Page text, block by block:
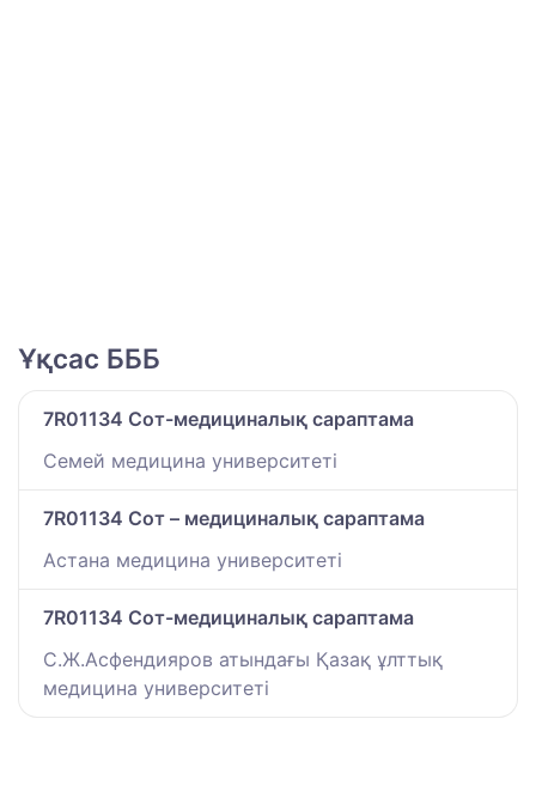
Ұқсас БББ
7R01134 Сот-медициналық сараптама
Семей медицина университеті
7R01134 Сот – медициналық сараптама
Астана медицина университеті
7R01134 Сот-медициналық сараптама
С.Ж.Асфендияров атындағы Қазақ ұлттық
медицина университеті